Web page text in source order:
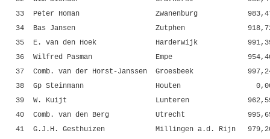
33
Peter Homan Zwanenburg
34
Bas Jansen Zutphen
35
E. van den Hoek Harderwijk
36
Wilfred Pasman Empe
37
Comb. van der Horst-Janssen Groesbeek
38
Gp Steinmann Houten
39
W. Kuijt Lunteren
40
Comb. van den Berg Utrecht
41
G.J.H. Gesthuizen Millingen a.d. Rijn